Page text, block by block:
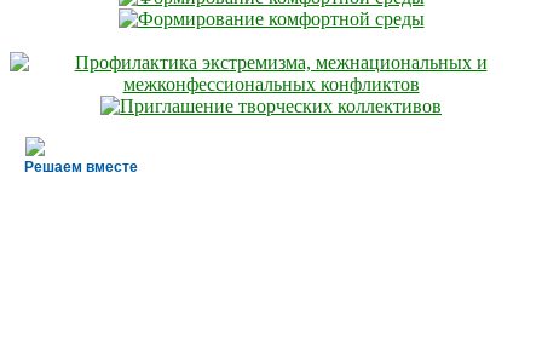
Решаем вместе